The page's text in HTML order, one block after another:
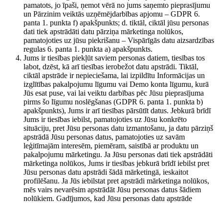
pamatots, jo īpaši, ņemot vērā no jums saņemto pieprasījumu
un Pārzinim veiktās uzņēmējdarbības apjomu – GDPR 6.
panta 1. punkta f) apakšpunkts; d. tiktāl, ciktāl jūsu personas
dati tiek apstrādāti datu pārziņa mārketinga nolūkos,
pamatojoties uz jūsu piekrišanu – Vispārīgās datu aizsardzības
regulas 6. panta 1. punkta a) apakšpunkts.
Jums ir tiesības piekļūt saviem personas datiem, tiesības tos
labot, dzēst, kā arī tiesības ierobežot datu apstrādi. Tiktāl,
ciktāl apstrāde ir nepieciešama, lai izpildītu Informācijas un
izglītības pakalpojumu līgumu vai Demo konta līgumu, kurā
Jūs esat puse, vai lai veiktu darbības pēc Jūsu pieprasījuma
pirms šo līgumu noslēgšanas (GDPR 6. panta 1. punkta b)
apakšpunkts), Jums ir arī tiesības pārsūtīt datus. Jebkurā brīdī
Jums ir tiesības iebilst, pamatojoties uz Jūsu konkrēto
situāciju, pret Jūsu personas datu izmantošanu, ja datu pārziņš
apstrādā Jūsu personas datus, pamatojoties uz savām
leģitīmajām interesēm, piemēram, saistībā ar produktu un
pakalpojumu mārketingu. Ja Jūsu personas dati tiek apstrādāti
mārketinga nolūkos, Jums ir tiesības jebkurā brīdī iebilst pret
Jūsu personas datu apstrādi šādā mārketingā, ieskaitot
profilēšanu. Ja Jūs iebilstat pret apstrādi mārketinga nolūkos,
mēs vairs nevarēsim apstrādāt Jūsu personas datus šādiem
nolūkiem. Gadījumos, kad Jūsu personas datu apstrāde